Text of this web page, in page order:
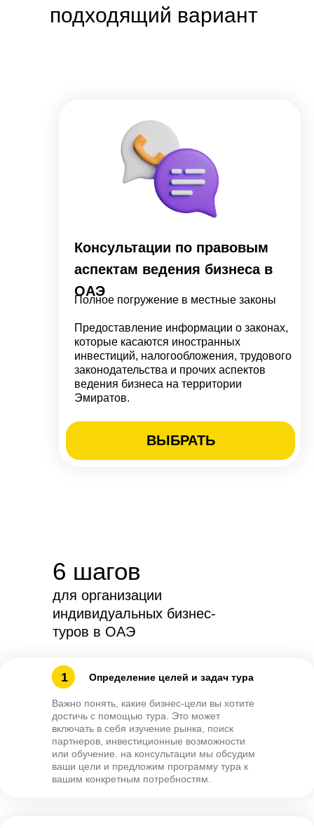
подходящий вариант
Полное погружение в местные законы
Предоставление информации о законах,
которые касаются иностранных
инвестиций, налогообложения, трудового
законодательства и прочих аспектов
ведения бизнеса на территории
Эмиратов.
Консультации по правовым
аспектам ведения бизнеса в
ОАЭ
ВЫБРАТЬ
для организации
индивидуальных бизнес-
туров в ОАЭ
6 шагов
Определение целей и задач тура
Важно понять, какие бизнес-цели вы хотите
достичь с помощью тура. Это может
включать в себя изучение рынка, поиск
партнеров, инвестиционные возможности
или обучение. на консультации мы обсудим
ваши цели и предложим программу тура к
вашим конкретным потребностям.
1